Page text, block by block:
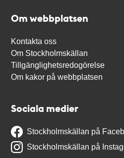
Om webbplatsen
Kontakta oss
Om Stockholmskällan
Tillgänglighetsredogörelse
Om kakor på webbplatsen
Sociala medier
Stockholmskällan på
Stockholmskällan på